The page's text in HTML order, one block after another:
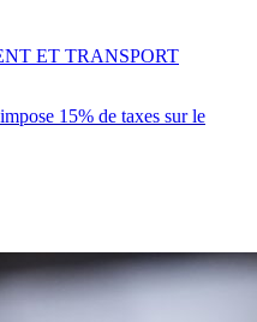
15% de taxes sur le
ET TRANSPORT